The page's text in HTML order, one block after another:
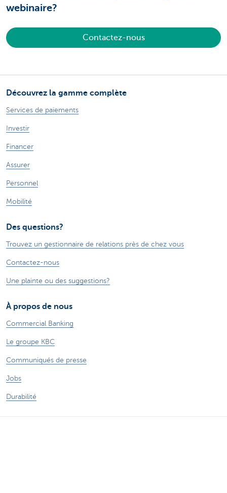
webinaire?
Contactez-nous
Découvrez la gamme complète
Services de paiements
Investir
Financer
Assurer
Personnel
Mobilité
Des questions?
Trouvez un gestionnaire de relations près de chez vous
Contactez-nous
Une plainte ou des suggestions?
À propos de nous
Commercial Banking
Le groupe KBC
Communiqués de presse
Jobs
Durabilité